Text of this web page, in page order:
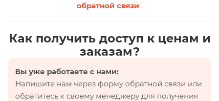
обратной связи .
Как получить доступ к ценам и
заказам?
Вы уже работаете с нами:
Напишите нам через форму обратной связи или
обратитесь к своему менеджеру для получения